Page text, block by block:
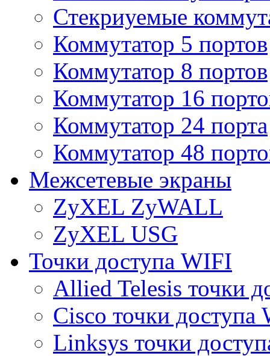
Стекриуемые
Коммутатор 5 портов
Коммутатор 8 портов
Коммутатор 16
Коммутатор 24 порта
Коммутатор 48
Межсетевые экраны
ZyXEL ZyWALL
ZyXEL USG
Точки доступа WIFI
Allied Telesis точки
Cisco точки доступа
Linksys точки